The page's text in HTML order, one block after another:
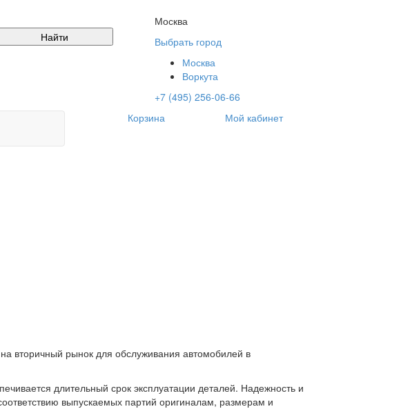
Найти
Москва
Выбрать город
Москва
Воркута
+7 (495) 256-06-66
Корзина Мой кабинет
вторичный рынок для обслуживания автомобилей в
длительный срок эксплуатации деталей. Надежность и
выпускаемых партий оригиналам, размерам и